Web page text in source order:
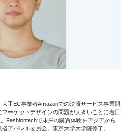
手EC事業者Amazonでの決済サービス事業開
ーケットデザインの問題が大きいことに着目
Fashiontechで未来の購買体験をアジアから
アパレル委員会。東京大学大学院修了。